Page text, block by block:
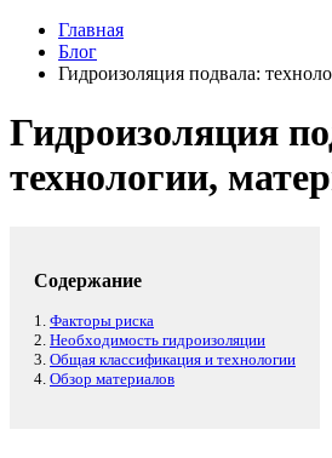
Главная
Блог
Гидроизоляция подвала:
Гидроизоляция
технологии,
Содержание
1. Факторы риска
2. Необходимость гидроизоляции
3. Общая классификация и технологии
4. Обзор материалов